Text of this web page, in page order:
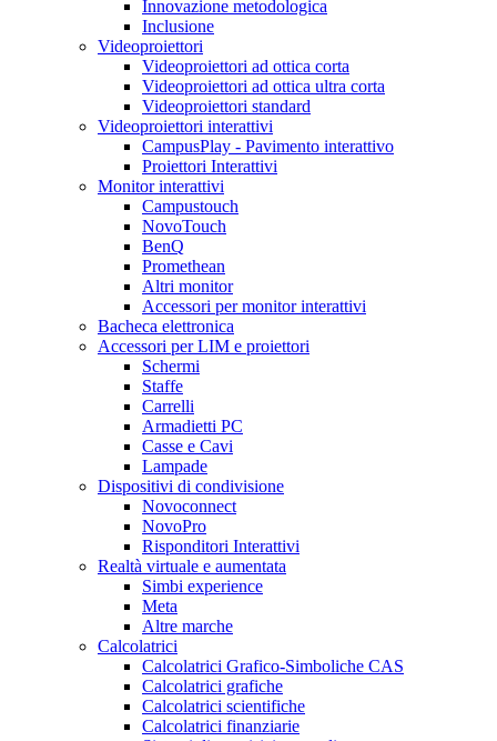
Innovazione metodologica
Inclusione
Videoproiettori
Videoproiettori ad ottica corta
Videoproiettori ad ottica ultra corta
Videoproiettori standard
Videoproiettori interattivi
CampusPlay - Pavimento interattivo
Proiettori Interattivi
Monitor interattivi
Campustouch
NovoTouch
BenQ
Promethean
Altri monitor
Accessori per monitor interattivi
Bacheca elettronica
Accessori per LIM e proiettori
Schermi
Staffe
Carrelli
Armadietti PC
Casse e Cavi
Lampade
Dispositivi di condivisione
Novoconnect
NovoPro
Risponditori Interattivi
Realtà virtuale e aumentata
Simbi experience
Meta
Altre marche
Calcolatrici
Calcolatrici Grafico-Simboliche CAS
Calcolatrici grafiche
Calcolatrici scientifiche
Calcolatrici finanziarie